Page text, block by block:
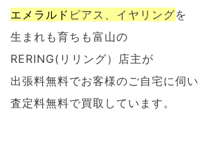
エメラルド ピアス、イヤリングを
生まれも育ちも富山の
RERING(リリング）店主が
出張料無料でお客様のご自宅に伺い
査定料無料で買取しています。